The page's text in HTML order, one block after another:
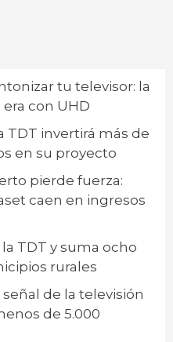
tu televisor: la
con UHD
TDT invertirá más de
en su proyecto
pierde fuerza:
caen en ingresos
TDT y suma ocho
rurales
de la televisión
de 5.000